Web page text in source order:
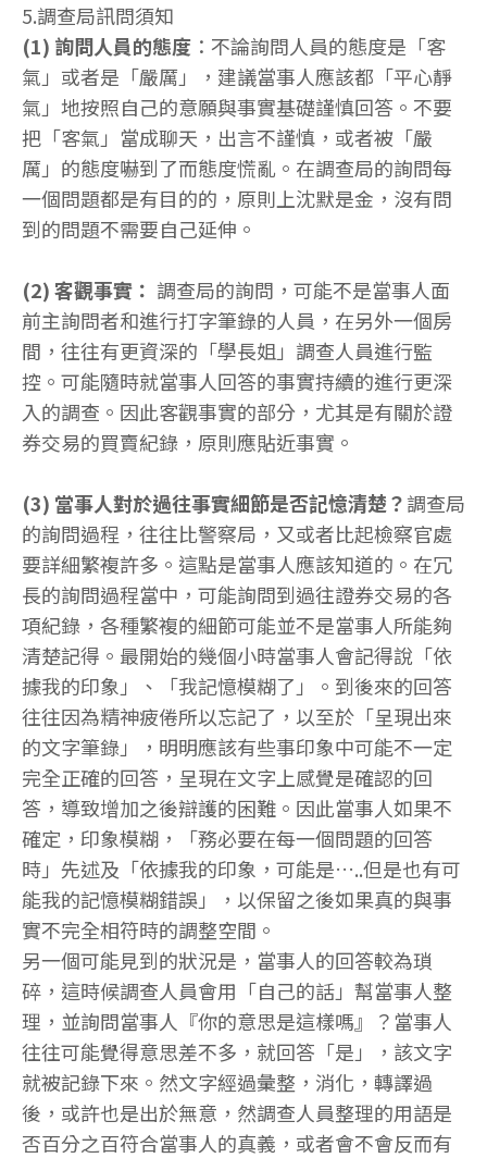
5.調查局訊問須知
(1) 詢問人員的態度 ：不論詢問人員的態度是「客
氣」或者是「嚴厲」，建議當事人應該都「平心靜
氣」地按照自己的意願與事實基礎謹慎回答。不要
把「客氣」當成聊天，出言不謹慎，或者被「嚴
厲」的態度嚇到了而態度慌亂。在調查局的詢問每
一個問題都是有目的的，原則上沈默是金，沒有問
到的問題不需要自己延伸。
(2) 客觀事實： 調查局的詢問，可能不是當事人面
前主詢問者和進行打字筆錄的人員，在另外一個房
間，往往有更資深的「學長姐」調查人員進行監
控。可能隨時就當事人回答的事實持續的進行更深
入的調查。因此客觀事實的部分，尤其是有關於證
券交易的買賣紀錄，原則應貼近事實。
(3) 當事人對於過往事實細節是否記憶清楚？調查局
的詢問過程，往往比警察局，又或者比起檢察官處
要詳細繁複許多。這點是當事人應該知道的。在冗
長的詢問過程當中，可能詢問到過往證券交易的各
項紀錄，各種繁複的細節可能並不是當事人所能夠
清楚記得。最開始的幾個小時當事人會記得說「依
據我的印象」、「我記憶模糊了」。到後來的回答
往往因為精神疲倦所以忘記了，以至於「呈現出來
的文字筆錄」，明明應該有些事印象中可能不一定
完全正確的回答，呈現在文字上感覺是確認的回
答，導致增加之後辯護的困難。因此當事人如果不
確定，印象模糊，「務必要在每一個問題的回答
時」先述及「依據我的印象，可能是…..但是也有可
能我的記憶模糊錯誤」，以保留之後如果真的與事
實不完全相符時的調整空間。
另一個可能見到的狀況是，當事人的回答較為瑣
碎，這時候調查人員會用「自己的話」幫當事人整
理，並詢問當事人『你的意思是這樣嗎』？當事人
往往可能覺得意思差不多，就回答「是」，該文字
就被記錄下來。然文字經過彙整，消化，轉譯過
後，或許也是出於無意，然調查人員整理的用語是
否百分之百符合當事人的真義，或者會不會反而有